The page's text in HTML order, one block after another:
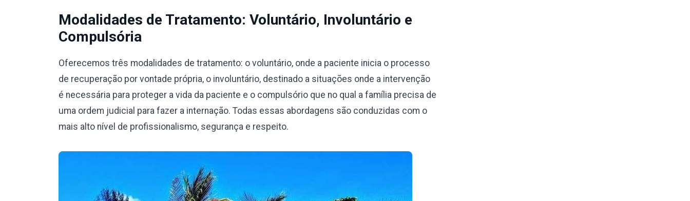
Modalidades de Tratamento: Voluntário, Involuntário e
Compulsória
Oferecemos três modalidades de tratamento: o voluntário, onde a paciente inicia o processo
de recuperação por vontade própria, o involuntário, destinado a situações onde a intervenção
é necessária para proteger a vida da paciente e o compulsório que no qual a família precisa de
uma ordem judicial para fazer a internação. Todas essas abordagens são conduzidas com o
mais alto nível de profissionalismo, segurança e respeito.